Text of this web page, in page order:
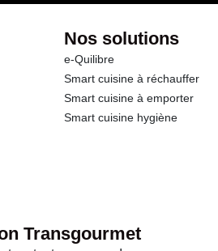
Nos solutions
e-Quilibre
Smart cuisine à réchauffer
Smart cuisine à emporter
Smart cuisine hygiène
Transgourmet